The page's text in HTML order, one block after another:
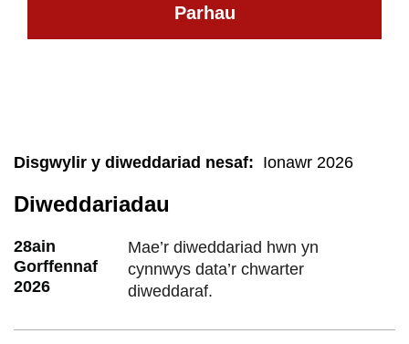
Parhau
Disgwylir y diweddariad nesaf: Ionawr 2026
Diweddariadau
28ain
Gorffennaf
2026
Mae’r diweddariad hwn yn
cynnwys data’r chwarter
diweddaraf.